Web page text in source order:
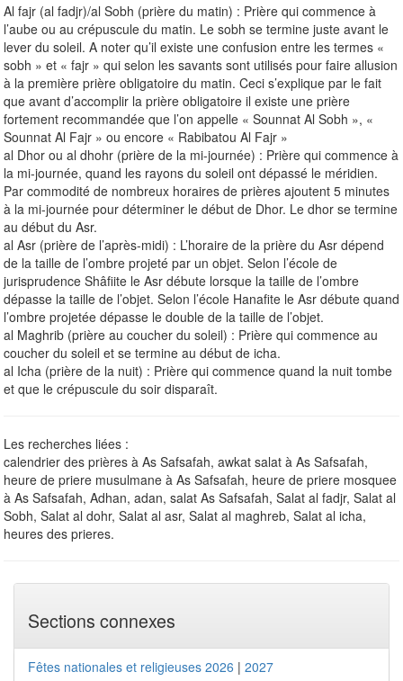
Al fajr (al fadjr)/al Sobh (prière du matin) : Prière qui commence à
l’aube ou au crépuscule du matin. Le sobh se termine juste avant le
lever du soleil. A noter qu’il existe une confusion entre les termes «
sobh » et « fajr » qui selon les savants sont utilisés pour faire allusion
à la première prière obligatoire du matin. Ceci s’explique par le fait
que avant d’accomplir la prière obligatoire il existe une prière
fortement recommandée que l’on appelle « Sounnat Al Sobh », «
Sounnat Al Fajr » ou encore « Rabibatou Al Fajr »
al Dhor ou al dhohr (prière de la mi-journée) : Prière qui commence à
la mi-journée, quand les rayons du soleil ont dépassé le méridien.
Par commodité de nombreux horaires de prières ajoutent 5 minutes
à la mi-journée pour déterminer le début de Dhor. Le dhor se termine
au début du Asr.
al Asr (prière de l’après-midi) : L’horaire de la prière du Asr dépend
de la taille de l’ombre projeté par un objet. Selon l’école de
jurisprudence Shâfiite le Asr débute lorsque la taille de l’ombre
dépasse la taille de l’objet. Selon l’école Hanafite le Asr débute quand
l’ombre projetée dépasse le double de la taille de l’objet.
al Maghrib (prière au coucher du soleil) : Prière qui commence au
coucher du soleil et se termine au début de icha.
al Icha (prière de la nuit) : Prière qui commence quand la nuit tombe
et que le crépuscule du soir disparaît.
Les recherches liées :
calendrier des prières à As Safsafah, awkat salat à As Safsafah,
heure de priere musulmane à As Safsafah, heure de priere mosquee
à As Safsafah, Adhan, adan, salat As Safsafah, Salat al fadjr, Salat al
Sobh, Salat al dohr, Salat al asr, Salat al maghreb, Salat al icha,
heures des prieres.
Sections connexes
Fêtes nationales et religieuses 2026 | 2027